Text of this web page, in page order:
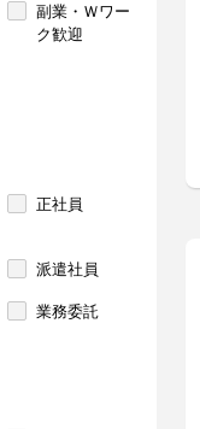
副業・Ｗワー
ク歓迎
正社員
派遣社員
業務委託